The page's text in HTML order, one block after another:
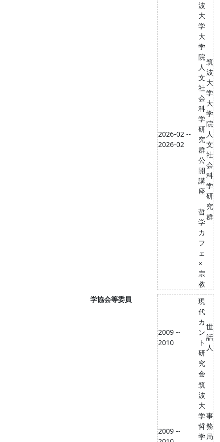
2026-02 --
2026-02
波
大
学
大
学
院
人
文
社
会
科
学
研
究
群
公
開
講
座
哲
学
カ
フ
ェ
×
宗
教
筑
波
大
学
大
学
院
人
文
社
会
科
学
研
究
群
学協会等委員
2009 --
2010
現
代
カ
ン
ト
研
究
会
世
話
人
2009 --
筑
波
大
学
哲
学
事
務
局